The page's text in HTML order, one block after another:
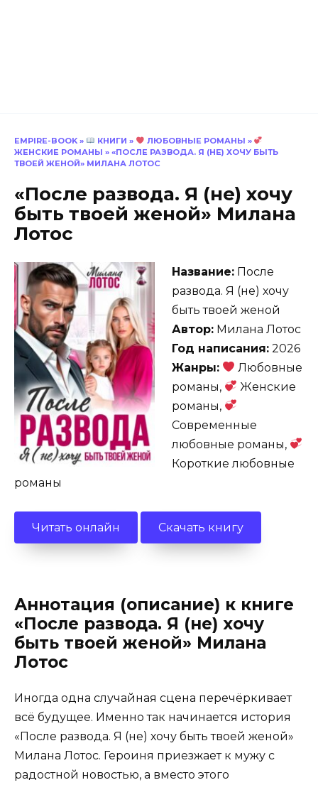
EMPIRE-BOOK » КНИГИ » ЛЮБОВНЫЕ РОМАНЫ »
ЖЕНСКИЕ РОМАНЫ » «ПОСЛЕ РАЗВОДА. Я (НЕ) ХОЧУ БЫТЬ
ТВОЕЙ ЖЕНОЙ» МИЛАНА ЛОТОС
«После развода. Я (не) хочу
быть твоей женой» Милана
Лотос
Название: После
развода. Я (не) хочу
быть твоей женой
Автор: Милана Лотос
Год написания: 2026
Жанры:
Любовные
романы,
Женские
романы,
Современные
любовные романы,
Короткие любовные
романы
Читать онлайн Скачать книгу
Аннотация (описание) к книге
«После развода. Я (не) хочу
быть твоей женой» Милана
Лотос
Иногда одна случайная сцена перечёркивает
всё будущее. Именно так начинается история
«После развода. Я (не) хочу быть твоей женой»
Милана Лотос. Героиня приезжает к мужу с
радостной новостью, а вместо этого